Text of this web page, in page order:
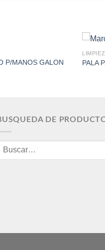
P/MANOS GALON
PALA
DE
Buscar